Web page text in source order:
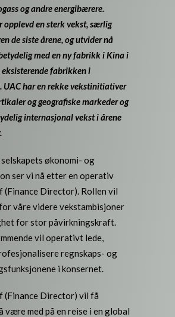
og andre energibærere.
opplevd en sterk vekst, særlig
de siste årene, og utvider nå
med en ny fabrikk i Kina i
fabrikken i
UAC har en rekke vekstinitiativer
og geografiske markeder og
internasjonal vekst i årene
økonomi- og
ser vi nå etter en operativ
(Finance Director). Rollen vil
våre videre vekstambisjoner
for stor påvirkningskraft.
vil operativt lede,
regnskaps- og
i konsernet.
(Finance Director) vil få
være med på en reise i en global